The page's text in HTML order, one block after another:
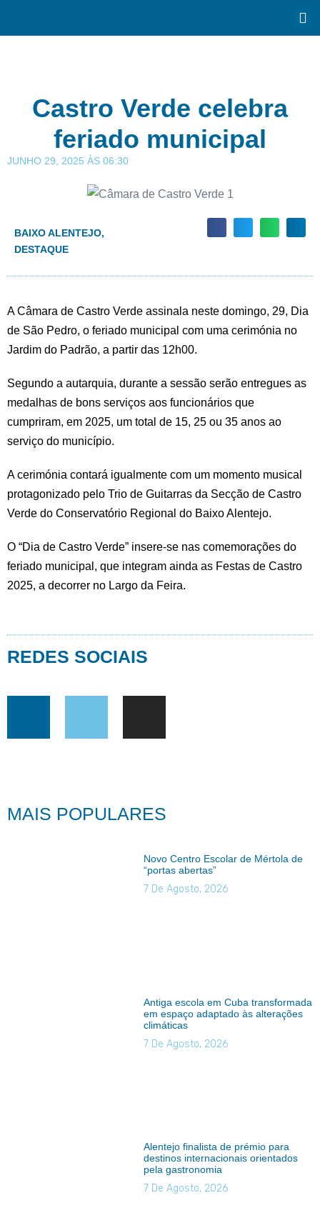
Castro Verde celebra
feriado municipal
JUNHO 29, 2025 ÀS 06:30
BAIXO ALENTEJO,
DESTAQUE
A Câmara de Castro Verde assinala neste domingo, 29, Dia
de São Pedro, o feriado municipal com uma cerimónia no
Jardim do Padrão, a partir das 12h00.
Segundo a autarquia, durante a sessão serão entregues as
medalhas de bons serviços aos funcionários que
cumpriram, em 2025, um total de 15, 25 ou 35 anos ao
serviço do município.
A cerimónia contará igualmente com um momento musical
protagonizado pelo Trio de Guitarras da Secção de Castro
Verde do Conservatório Regional do Baixo Alentejo.
O “Dia de Castro Verde” insere-se nas comemorações do
feriado municipal, que integram ainda as Festas de Castro
2025, a decorrer no Largo da Feira.
REDES SOCIAIS
MAIS POPULARES
Novo Centro Escolar de Mértola de
“portas abertas”
7 De Agosto, 2026
Antiga escola em Cuba transformada
em espaço adaptado às alterações
climáticas
7 De Agosto, 2026
Alentejo finalista de prémio para
destinos internacionais orientados
pela gastronomia
7 De Agosto, 2026